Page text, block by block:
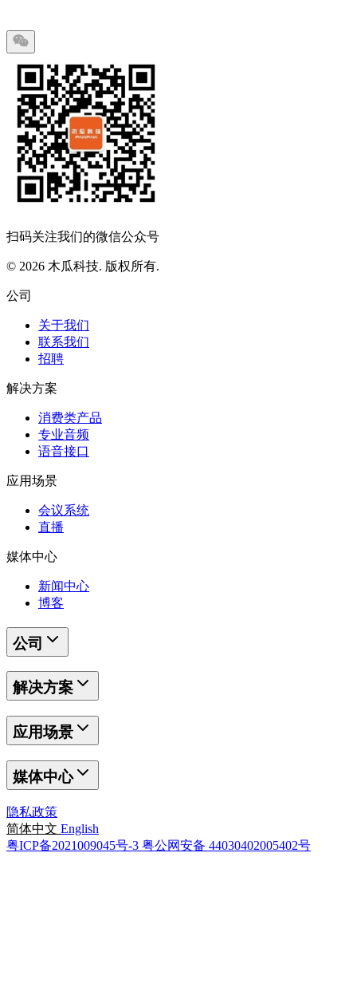
扫码关注我们的微信公众号
© 2026 木瓜科技. 版权所有.
公司
关于我们
联系我们
招聘
解决方案
消费类产品
专业音频
语音接口
应用场景
会议系统
直播
媒体中心
新闻中心
博客
公司
解决方案
应用场景
媒体中心
隐私政策
简体中文 English
粤ICP备2021009045号-3 粤公网安备 44030402005402号